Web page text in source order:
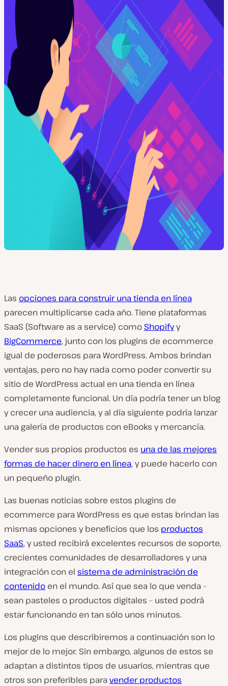
Las opciones para construir una tienda en línea
parecen multiplicarse cada año. Tiene plataformas
SaaS (Software as a service) como Shopifyy
BigCommerce, junto con los plugins de ecommerce
igual de poderosos para WordPress. Ambos brindan
ventajas, pero no hay nada como poder convertir su
sitio de WordPress actual en una tienda en línea
completamente funcional. Un día podría tener un blog
y crecer una audiencia, y al día siguiente podría lanzar
una galería de productos con eBooks y mercancía.
Vender sus propios productos es una de las mejores
formas de hacer dinero en línea, y puede hacerlo con
un pequeño plugin.
Las buenas noticias sobre estos plugins de
ecommerce para WordPress es que estas brindan las
mismas opciones y beneficios que los productos
SaaS, y usted recibirá excelentes recursos de soporte,
crecientes comunidades de desarrolladores y una
integración con el sistema de administración de
contenido en el mundo. Así que sea lo que venda –
sean pasteles o productos digitales – usted podrá
estar funcionando en tan sólo unos minutos.
Los plugins que describiremos a continuación son lo
mejor de lo mejor. Sin embargo, algunos de estos se
adaptan a distintos tipos de usuarios, mientras que
otros son preferibles para vender productos